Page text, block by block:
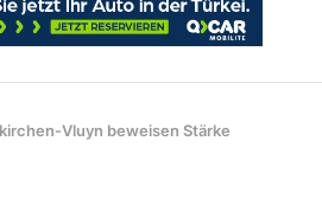
Vluyn beweisen Stärke